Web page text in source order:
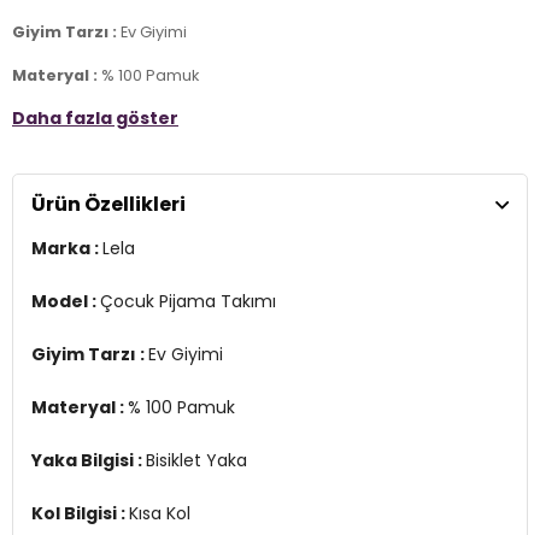
Giyim Tarzı : Ev Giyimi
Materyal : % 100 Pamuk
Yaka Bilgisi :Bisiklet Yaka
Detay :
-Elastik bel ve paçalar
Üretim Yeri :Türkiye
Daha fazla göster
Ürün Özellikleri
Marka :Lela
Model :Çocuk Pijama Takımı
Giyim Tarzı :Ev Giyimi
Materyal :% 100 Pamuk
Yaka Bilgisi :Bisiklet Yaka
Kol Bilgisi :Kısa Kol